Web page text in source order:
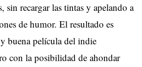
sin recargar las tintas y apelando a
de humor. El resultado es
buena película del indie
con la posibilidad de ahondar